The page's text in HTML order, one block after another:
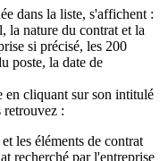
dans la liste, s'affichent :
la nature du contrat et la
si précisé, les 200
poste, la date de
en cliquant sur son intitulé
retrouvez :
les éléments de contrat
recherché par l'entreprise